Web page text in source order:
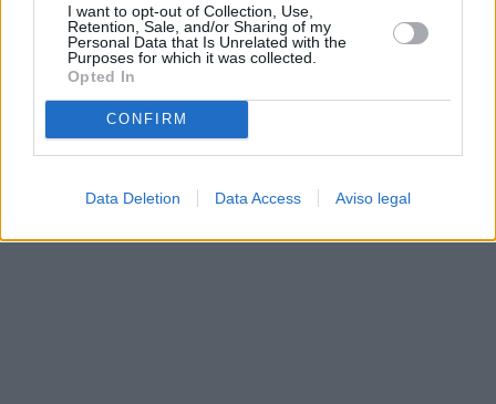
I want to opt-out of Collection, Use,
Retention, Sale, and/or Sharing of my
Personal Data that Is Unrelated with the
Purposes for which it was collected.
Opted In
CONFIRM
Data Deletion Data Access Aviso legal